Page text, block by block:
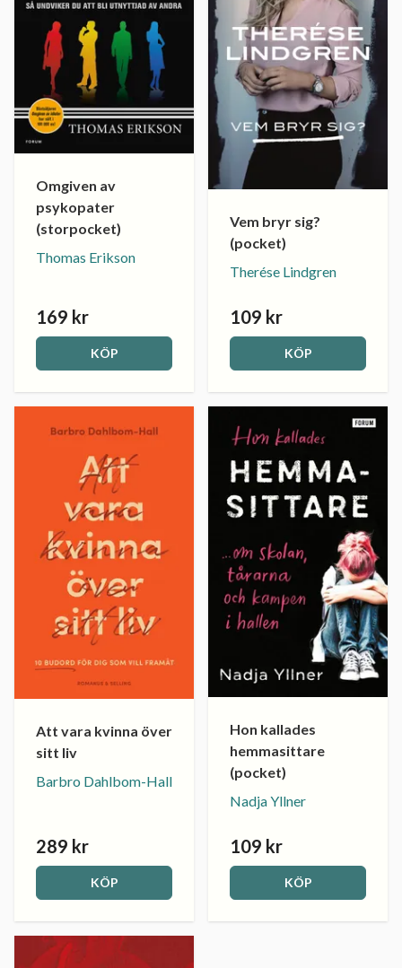
Omgiven av
psykopater
(storpocket)
Thomas Erikson
169 kr
KÖP
Vem bryr sig?
(pocket)
Therése Lindgren
109 kr
KÖP
Att vara kvinna över
sitt liv
Barbro Dahlbom-Hall
289 kr
KÖP
Hon kallades
hemmasittare
(pocket)
Nadja Yllner
109 kr
KÖP